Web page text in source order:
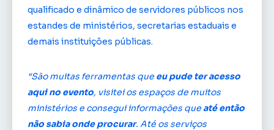
qualificado e dinâmico de servidores públicos nos
estandes de ministérios, secretarias estaduais e
demais instituições públicas.
“São muitas ferramentas que eu pude ter acesso
aqui no evento, visitei os espaços de muitos
ministérios e consegui informações que até então
não sabia onde procurar. Até os serviços